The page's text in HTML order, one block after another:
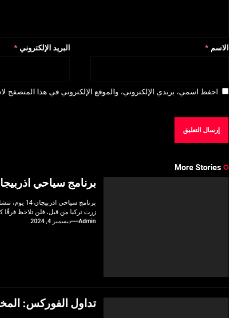
الاسم* البريد الإلكتروني*
احفظ اسمي، بريدي الإلكتروني، والموقع الإلكتروني في هذا المتصفح
More Stories
برنامج سياحي اذربيجان 14
برنامج
زرت تركيا من قبل، فلن تلاحظ فرقًا
Admin ديسمبر 4, 2024
تداول الفوركس: